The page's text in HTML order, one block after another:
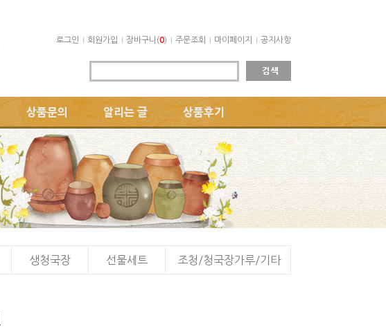
로그인 회원가입 장바구니(0) 주문조회 마이페이지 공지사항
상품문의 알리는 글 상품후기
생청국장 선물세트 조청/청국장가루/기타